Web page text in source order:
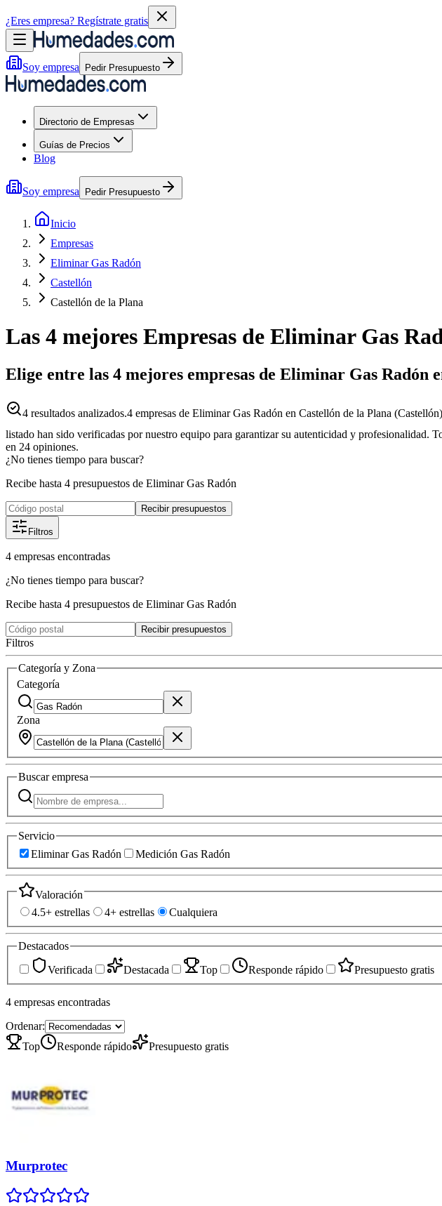
¿Eres empresa? Regístrate gratis
Soy empresa Pedir Presupuesto
Directorio de Empresas
Guías de Precios
Blog
Soy empresa Pedir Presupuesto
Inicio
Empresas
Eliminar Gas Radón
Castellón
Castellón de la Plana
Las 4 mejores Empresas de Eliminar Gas
Elige entre las 4 mejores empresas de Eliminar Gas Radón
4 resultados analizados.4 empresas de Eliminar Gas Radón en Castellón de la Plana
listado han sido verificadas por nuestro equipo para garantizar su autenticidad y profesionalidad.
en 24 opiniones.
¿No tienes tiempo para buscar?
Recibe hasta 4 presupuestos de Eliminar Gas Radón
Recibir presupuestos
Filtros
4 empresas encontradas
¿No tienes tiempo para buscar?
Recibe hasta 4 presupuestos de Eliminar Gas Radón
Recibir presupuestos
Filtros
Categoría y Zona
Categoría
Zona
Buscarempresa
Servicio
Eliminar Gas Radón
Medición Gas Radón
Valoración
4.5+ estrellas
4+ estrellas Cualquiera
Destacados
Verificada
Destacada Top Responde rápido Presupuesto gratis
4 empresas encontradas
Ordenar:
Top
Responde rápido Presupuesto gratis
Murprotec